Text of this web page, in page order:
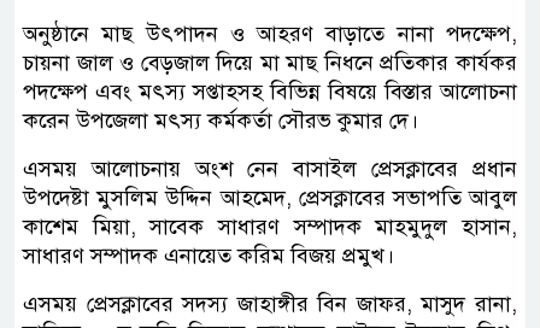
অনুষ্ঠানে মাছ উৎপাদন ও আহরণ বাড়াতে নানা পদক্ষেপ,
চায়না জাল ও বেড়জাল দিয়ে মা মাছ নিধনে প্রতিকার কার্যকর
পদক্ষেপ এবং মৎস্য সপ্তাহসহ বিভিন্ন বিষয়ে বিস্তার আলোচনা
করেন উপজেলা মৎস্য কর্মকর্তা সৌরভ কুমার দে।
এসময় আলোচনায় অংশ নেন বাসাইল প্রেসক্লাবের প্রধান
উপদেষ্টা মুসলিম উদ্দিন আহমেদ, প্রেসক্লাবের সভাপতি আবুল
কাশেম মিয়া, সাবেক সাধারণ সম্পাদক মাহমুদুল হাসান,
সাধারণ সম্পাদক এনায়েত করিম বিজয় প্রমুখ।
এসময় প্রেসক্লাবের সদস্য জাহাঙ্গীর বিন জাফর, মাসুদ রানা,